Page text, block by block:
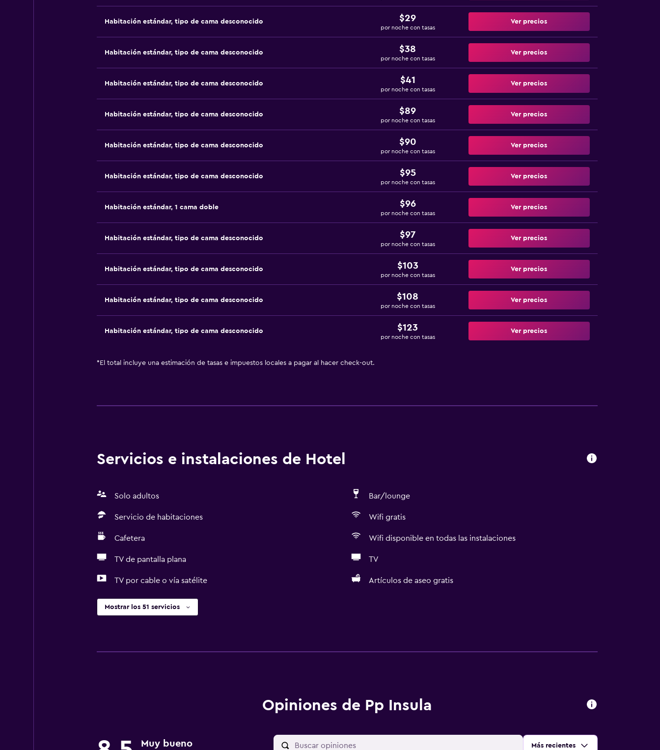
Habitación estándar, tipo de cama desconocido $29
por noche con tasas
Ver precios
Habitación estándar, tipo de cama desconocido $38
por noche con tasas
Ver precios
Habitación estándar, tipo de cama desconocido $41
por noche con tasas
Ver precios
Habitación estándar, tipo de cama desconocido $89
por noche con tasas
Ver precios
Habitación estándar, tipo de cama desconocido $90
por noche con tasas
Ver precios
Habitación estándar, tipo de cama desconocido $95
por noche con tasas
Ver precios
Habitación estándar, 1 cama doble $96
por noche con tasas
Ver precios
Habitación estándar, tipo de cama desconocido $97
por noche con tasas
Ver precios
Habitación estándar, tipo de cama desconocido $103
por noche con tasas
Ver precios
Habitación estándar, tipo de cama desconocido $108
por noche con tasas
Ver precios
Habitación estándar, tipo de cama desconocido $123
por noche con tasas
Ver precios
* El total incluye una estimación de tasas e impuestos locales a pagar al hacer check-out.
Servicios e instalaciones de Hotel
Solo adultos Bar/lounge
Servicio de habitaciones Wifi gratis
Cafetera Wifi disponible en todas las instalaciones
TV de pantalla plana TV
TV por cable o vía satélite Artículos de aseo gratis
Mostrar los 51 servicios
Opiniones de Pp Insula
Muy bueno Ordenar por:
Más recientes